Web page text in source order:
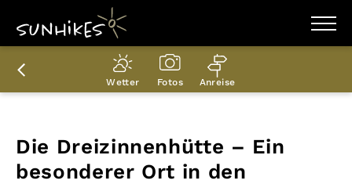
WANDERZIELE
WANDERUNGEN
ENTDECKEN
PLANER
Wetter Fotos Anreise
Die Dreizinnenhütte – Ein
besonderer Ort in den